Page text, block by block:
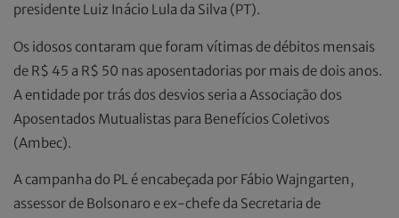
presidente Luiz Inácio Lula da Silva (PT).
Os idosos contaram que foram vítimas de débitos mensais
de R$ 45 a R$ 50 nas aposentadorias por mais de dois anos.
A entidade por trás dos desvios seria a Associação dos
Aposentados Mutualistas para Benefícios Coletivos
(Ambec).
A campanha do PL é encabeçada por Fábio Wajngarten,
assessor de Bolsonaro e ex-chefe da Secretaria de